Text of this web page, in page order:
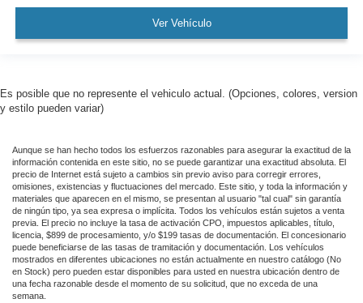
Ver Vehículo
Es posible que no represente el vehiculo actual. (Opciones, colores, version
y estilo pueden variar)
Aunque se han hecho todos los esfuerzos razonables para asegurar la exactitud de la
información contenida en este sitio, no se puede garantizar una exactitud absoluta. El
precio de Internet está sujeto a cambios sin previo aviso para corregir errores,
omisiones, existencias y fluctuaciones del mercado. Este sitio, y toda la información y
materiales que aparecen en el mismo, se presentan al usuario "tal cual" sin garantía
de ningún tipo, ya sea expresa o implícita. Todos los vehículos están sujetos a venta
previa. El precio no incluye la tasa de activación CPO, impuestos aplicables, título,
licencia, $899 de procesamiento, y/o $199 tasas de documentación. El concesionario
puede beneficiarse de las tasas de tramitación y documentación. Los vehículos
mostrados en diferentes ubicaciones no están actualmente en nuestro catálogo (No
en Stock) pero pueden estar disponibles para usted en nuestra ubicación dentro de
una fecha razonable desde el momento de su solicitud, que no exceda de una
semana.